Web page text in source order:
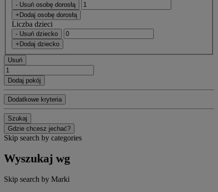
- Usuń osobę dorosłą
+Dodaj osobę dorosłą
Liczba dzieci
- Usuń dziecko
+Dodaj dziecko
Usuń
Dodaj pokój
Dodatkowe kryteria
Szukaj
Gdzie chcesz jechać?
Skip search by categories
Wyszukaj wg
Skip search by Marki